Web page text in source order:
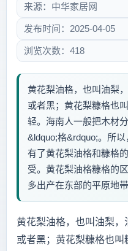
来源：中华家居网
发布时间：2025-04-05
浏览次数：418
黄花梨油格，也叫油梨
或者黑；黄花梨糠格也
轻。海南人一般把木材
&ldquo;格&rdquo;。所
有了黄花梨油格和糠格
受。黄花梨油格糠格的
多出产在东部的平原地
黄花梨油格，也叫油梨
或者黑；黄花梨糠格也